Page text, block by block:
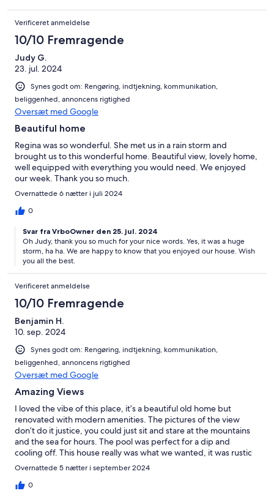
Verificeret anmeldelse
10/10 Fremragende
Judy G.
23. jul. 2024
Synes godt om: Rengøring, indtjekning, kommunikation,
beliggenhed, annoncens rigtighed
Oversæt med Google
Beautiful home
Regina was so wonderful. She met us in a rain storm and
brought us to this wonderful home. Beautiful view, lovely home,
well equipped with everything you would need. We enjoyed
our week. Thank you so much.
Overnattede 6 nætter i juli 2024
0
Svar fra VrboOwner den 25. jul. 2024
Oh Judy, thank you so much for your nice words. Yes, it was a huge
storm, ha ha. We are happy to know that you enjoyed our house. Wish
you all the best.
Verificeret anmeldelse
10/10 Fremragende
Benjamin H.
10. sep. 2024
Synes godt om: Rengøring, indtjekning, kommunikation,
beliggenhed, annoncens rigtighed
Oversæt med Google
Amazing Views
I loved the vibe of this place, it’s a beautiful old home but
renovated with modern amenities. The pictures of the view
don’t do it justice, you could just sit and stare at the mountains
and the sea for hours. The pool was perfect for a dip and
cooling off. This house really was what we wanted, it was rustic
yet comfortable. The property was very private and there were
hiking trails right at the end of the drive. Regina was also very
kind and helpful. Really hope to come back some day.
Overnattede 5 nætter i september 2024
0